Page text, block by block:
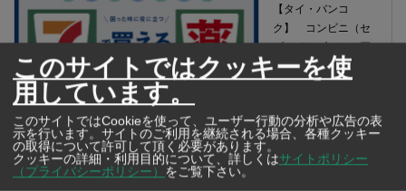
【タイ・バンコ
ク】 コンビニ（セ
える薬 2026年版
このサイトではクッキーを使
用しています。
このサイトではCookieを使って、ユーザー行動の分析や広告の表
示を行います。サイトのご利用を継続される場合、各種クッキー
の取得について許可して頂く必要があります。
クッキーの詳細・利用目的について、詳しくはサイトポリシー
（プライバシーポリシー）
をご覧下さい。